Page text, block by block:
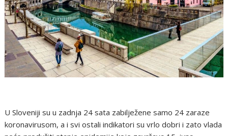
U Sloveniji su u zadnja 24 sata zabilježene samo 24 zaraze
koronavirusom, a i svi ostali indikatori su vrlo dobri i zato vlada